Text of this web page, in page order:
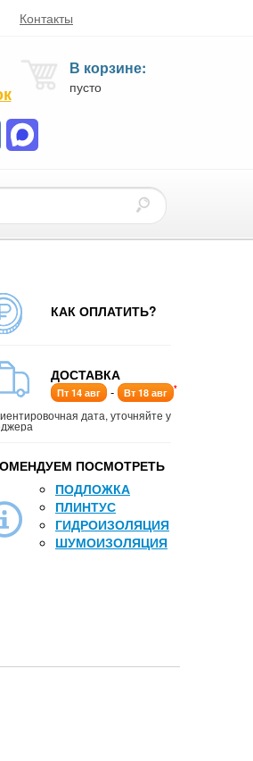
Контакты
В корзине:
пусто
КАК ОПЛАТИТЬ?
ДОСТАВКА
Пт 14 авг - Вт 18 авг *
дата, уточняйте у
ПОСМОТРЕТЬ
ПОДЛОЖКА
ПЛИНТУС
ГИДРОИЗОЛЯЦИЯ
ШУМОИЗОЛЯЦИЯ